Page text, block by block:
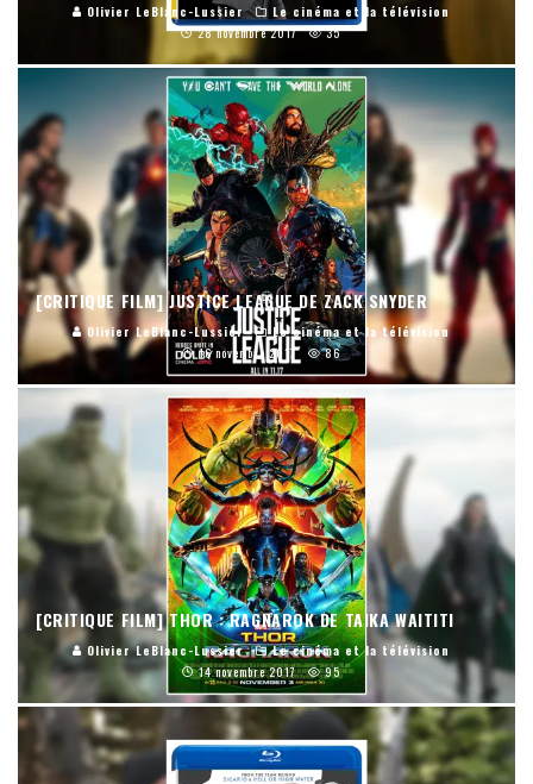
Olivier LeBlanc-Lussier
Le cinéma et la télévision
28 novembre 2017
35
[CRITIQUE FILM] JUSTICE LEAGUE DE ZACK SNYDER
Olivier LeBlanc-Lussier
Le cinéma et la télévision
16 novembre 2017
86
[CRITIQUE FILM] THOR : RAGNAROK DE TAIKA WAITITI
Olivier LeBlanc-Lussier
Le cinéma et la télévision
14 novembre 2017
95